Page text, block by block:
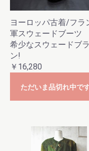
ヨーロッパ古着/フラ
軍スウェードブーツ
希少なスウェードブ
ン!
￥16,280
ただいま品切れ中です